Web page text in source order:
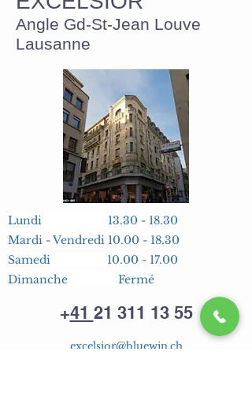
Angle Gd-St-Jean Louve
Lausanne
Lundi
13.30 - 18.30
Mardi - Vendredi 10.00 - 18.30
Samedi 10.00 - 17.00
Dimanche Fermé
+41 21 311 13 55
excelsior@bluewin.ch